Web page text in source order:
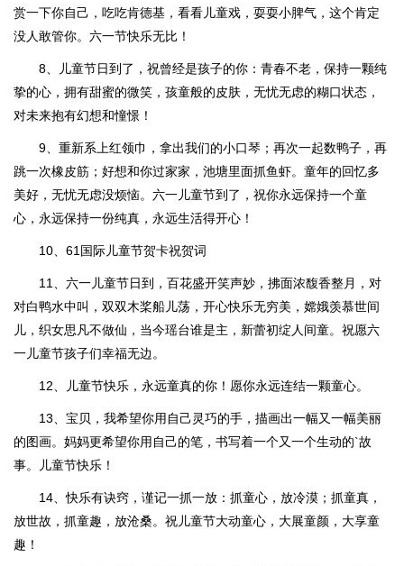
赏一下你自己，吃吃肯德基，看看儿童戏，耍耍小脾气，这个肯定
没人敢管你。六一节快乐无比！
8、儿童节日到了，祝曾经是孩子的你：青春不老，保持一颗纯
挚的心，拥有甜蜜的微笑，孩童般的皮肤，无忧无虑的糊口状态，
对未来抱有幻想和憧憬！
9、重新系上红领巾，拿出我们的小口琴；再次一起数鸭子，再
跳一次橡皮筋；好想和你过家家，池塘里面抓鱼虾。童年的回忆多
美好，无忧无虑没烦恼。六一儿童节到了，祝你永远保持一个童
心，永远保持一份纯真，永远生活得开心！
10、61国际儿童节贺卡祝贺词
11、六一儿童节日到，百花盛开笑声妙，拂面浓馥香整月，对
对白鸭水中叫，双双木桨船儿荡，开心快乐无穷美，嫦娥羡慕世间
儿，织女思凡不做仙，当今瑶台谁是主，新蕾初绽人间童。祝愿六
一儿童节孩子们幸福无边。
12、儿童节快乐，永远童真的你！愿你永远连结一颗童心。
13、宝贝，我希望你用自己灵巧的手，描画出一幅又一幅美丽
的图画。妈妈更希望你用自己的笔，书写着一个又一个生动的`故
事。儿童节快乐！
14、快乐有诀窍，谨记一抓一放：抓童心，放冷漠；抓童真，
放世故，抓童趣，放沧桑。祝儿童节大动童心，大展童颜，大享童
趣！